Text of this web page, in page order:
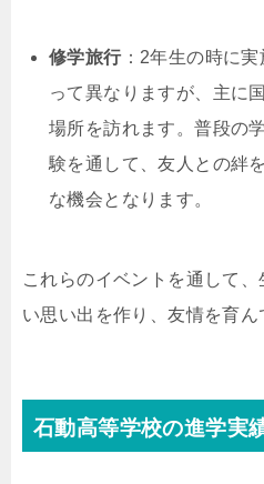
修学旅行：2年生の時に実
って異なりますが、主に
場所を訪れます。普段の
験を通して、友人との絆
な機会となります。
これらのイベントを通して
い思い出を作り、友情を育ん
石動高等学校の進学実